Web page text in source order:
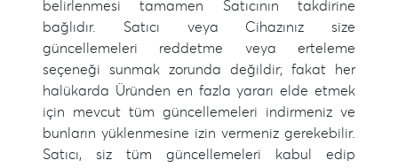
belirlenmesi tamamen Satıcının takdirine
bağlıdır. Satıcı veya Cihazınız size
güncellemeleri reddetme veya erteleme
seçeneği sunmak zorunda değildir; fakat her
halükarda Üründen en fazla yararı elde etmek
için mevcut tüm güncellemeleri indirmeniz ve
bunların yüklenmesine izin vermeniz gerekebilir.
Satıcı, siz tüm güncellemeleri kabul edip